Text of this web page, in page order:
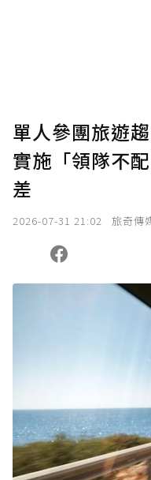
您當前剩餘 U 利
單人參團旅遊
實施「領隊不
差
2026-07-31 21:02 旅奇傳